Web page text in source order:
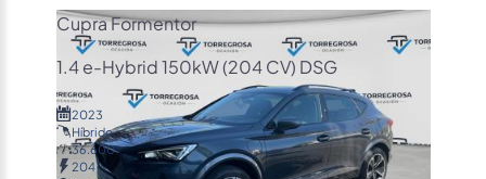
Cupra Formentor
1.4 e-Hybrid 150kW (204 CV) DSG
2023
Híbrido
36.600
204